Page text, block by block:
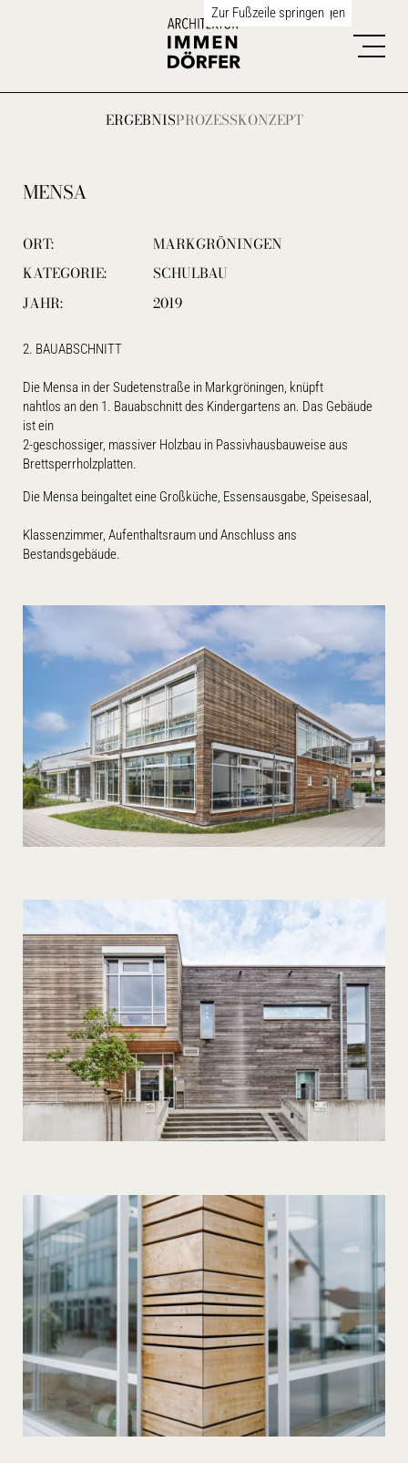
Zum Hauptinhalt springen
Zur Fußzeile springen
ERGEBNISPROZESSKONZEPT
MENSA
ORT:
MARKGRÖNINGEN
KATEGORIE:
SCHULBAU
JAHR:
2019
2. BAUABSCHNITT
Die Mensa in der Sudetenstraße in Markgröningen, knüpft
nahtlos an den 1. Bauabschnitt des Kindergartens an. Das Gebäude
ist ein
2-geschossiger, massiver Holzbau in Passivhausbauweise aus
Brettsperrholzplatten.
Die Mensa beingaltet eine Großküche, Essensausgabe, Speisesaal,
Klassenzimmer, Aufenthaltsraum und Anschluss ans
Bestandsgebäude.